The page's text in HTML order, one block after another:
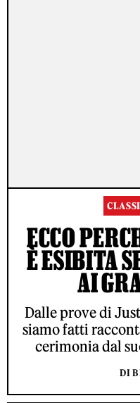
ECCO
È ESIBITA
AI
Dalle prove di
siamo fatti
cerimonia dal
DI